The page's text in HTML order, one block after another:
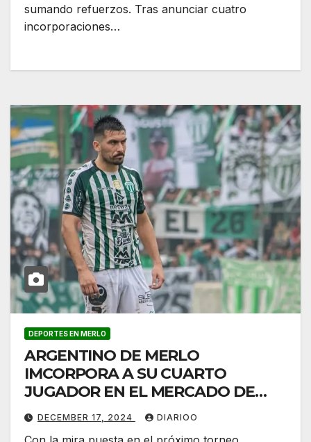
sumando refuerzos. Tras anunciar cuatro
incorporaciones…
DEPORTES EN MERLO
ARGENTINO DE MERLO
IMCORPORA A SU CUARTO
JUGADOR EN EL MERCADO DE
PASES
DECEMBER 17, 2024 DIARIOO